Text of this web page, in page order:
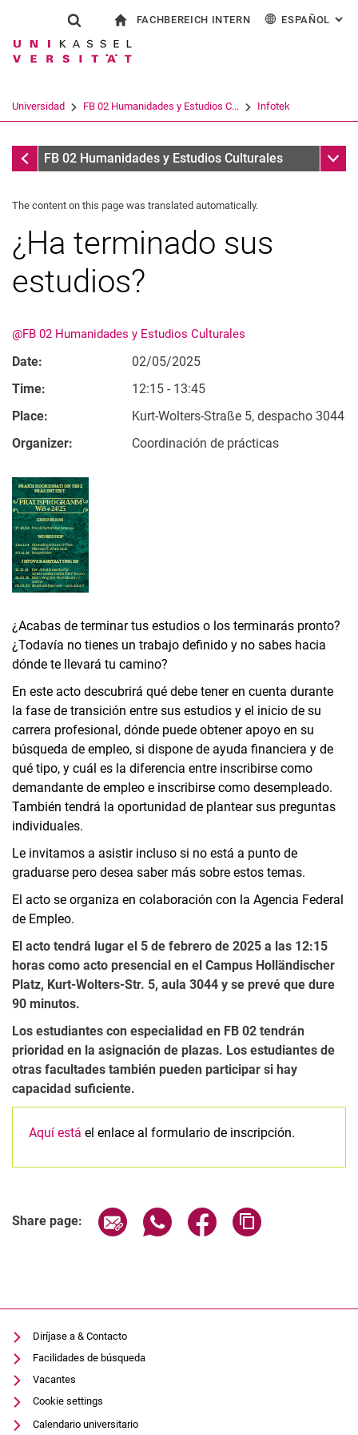
Jump directly to: content
Jump directly to: search
Jump directly to: main
Show search form
Search term
Search (opens an external link in a
FACHBEREICH INTERN ESPAÑOL :
Universidad FB 02 Humanidades y Estudios C... Infotek
InfotekFB 02 Humanidades y Estudios Culturales Sub
The content on this page was translated automatically.
¿Ha terminado sus
estudios?
@FB 02 Humanidades y Estudios Culturales
Date:
02/05/2025
Time:
12:15 - 13:45
Place:
Kurt-Wolters-Straße 5, despacho 3044
Organizer:
Coordinación de prácticas
¿Acabas de terminar tus estudios o los terminarás pronto?
¿Todavía no tienes un trabajo definido y no sabes hacia
dónde te llevará tu camino?
En este acto descubrirá qué debe tener en cuenta durante
la fase de transición entre sus estudios y el inicio de su
carrera profesional, dónde puede obtener apoyo en su
búsqueda de empleo, si dispone de ayuda financiera y de
qué tipo, y cuál es la diferencia entre inscribirse como
demandante de empleo e inscribirse como desempleado.
También tendrá la oportunidad de plantear sus preguntas
individuales.
Le invitamos a asistir incluso si no está a punto de
graduarse pero desea saber más sobre estos temas.
El acto se organiza en colaboración con la Agencia Federal
de Empleo.
El acto tendrá lugar el 5 de febrero de 2025 a las 12:15
horas como acto presencial en el Campus Holländischer
Platz, Kurt-Wolters-Str. 5, aula 3044 y se prevé que dure
90 minutos.
Los estudiantes con especialidad en FB 02 tendrán
prioridad en la asignación de plazas. Los estudiantes de
otras facultades también pueden participar si hay
capacidad suficiente.
Aquí está el enlace al formulario de inscripción.
Share page: Share page via email
Share page via WhatsApp
Share page via
Diríjase a & Contacto
Facilidades de búsqueda
Vacantes
Cookie settings
Calendario universitario